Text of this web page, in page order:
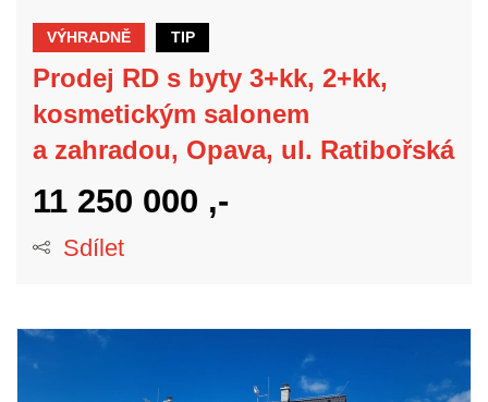
VÝHRADNĚ TIP
Prodej RD s byty 3+kk, 2+kk,
kosmetickým salonem
a zahradou, Opava, ul. Ratibořská
11 250 000 ,-
Sdílet